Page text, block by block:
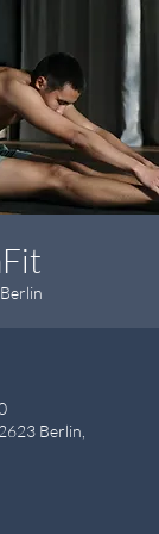
Berlin
Berlin,